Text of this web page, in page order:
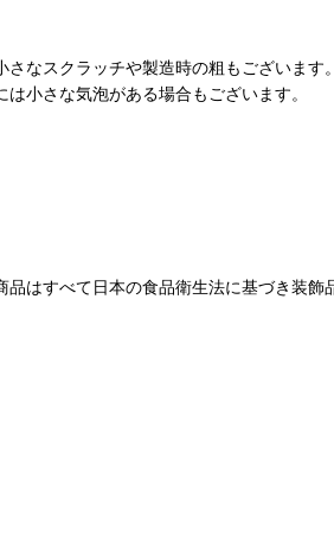
なスクラッチや製造時の粗もございま
小さな気泡がある場合もございます。
はすべて日本の食品衛生法に基づき装飾